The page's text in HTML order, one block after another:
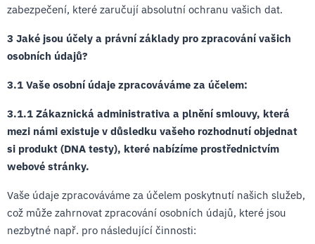
zabezpečení, které zaručují absolutní ochranu vašich dat.
3 Jaké jsou účely a právní základy pro zpracování vašich
osobních údajů?
3.1 Vaše osobní údaje zpracováváme za účelem:
3.1.1 Zákaznická administrativa a plnění smlouvy, která
mezi námi existuje v důsledku vašeho rozhodnutí objednat
si produkt (DNA testy), které nabízíme prostřednictvím
webové stránky.
Vaše údaje zpracováváme za účelem poskytnutí našich služeb,
což může zahrnovat zpracování osobních údajů, které jsou
nezbytné např. pro následující činnosti: